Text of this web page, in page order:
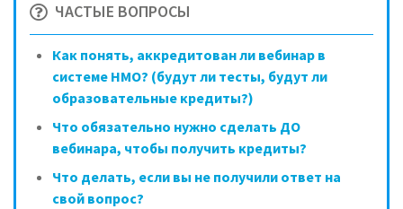
ЧАСТЫЕ ВОПРОСЫ
Как понять, аккредитован ли вебинар в
системе НМО? (будут ли тесты, будут ли
образовательные кредиты?)
Что обязательно нужно сделать ДО
вебинара, чтобы получить кредиты?
Что делать, если вы не получили ответ на
свой вопрос?